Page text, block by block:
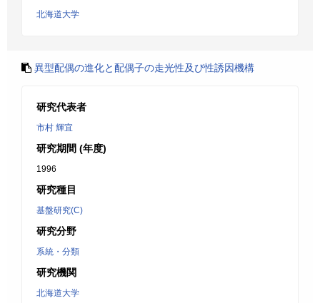
北海道大学
異型配偶の進化と配偶子の走光性及び性誘因機構
研究代表者
市村 輝宜
研究期間 (年度)
1996
研究種目
基盤研究(C)
研究分野
系統・分類
研究機関
北海道大学